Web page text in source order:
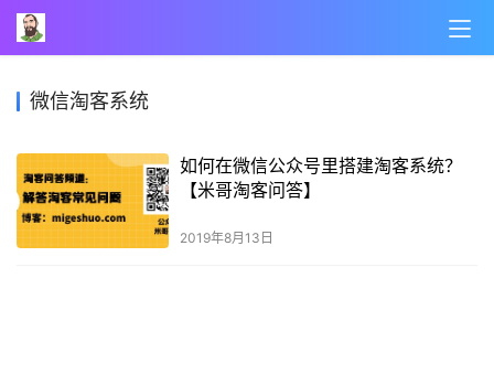
微信淘客系统
如何在微信公众号里搭建淘客系统？
【米哥淘客问答】
2019年8月13日